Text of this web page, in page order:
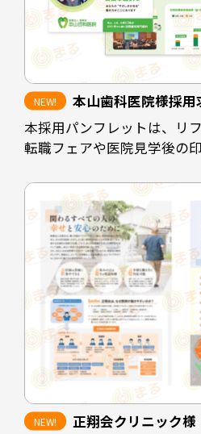
本山歯科医院様採
本採用パンフレットは、リ
転職フェアや医院見学後の
既存スタッフや業務委託ス
知人に紹介できるよう、医
医院としての強みを整理し
構成としています。
また、見学者へ配布するこ
印象が薄れないよう設計し
フェアなど限られた接触時
方向性や特徴が一目で伝わ
きる内容にまとめました。
正翔会クリニック様